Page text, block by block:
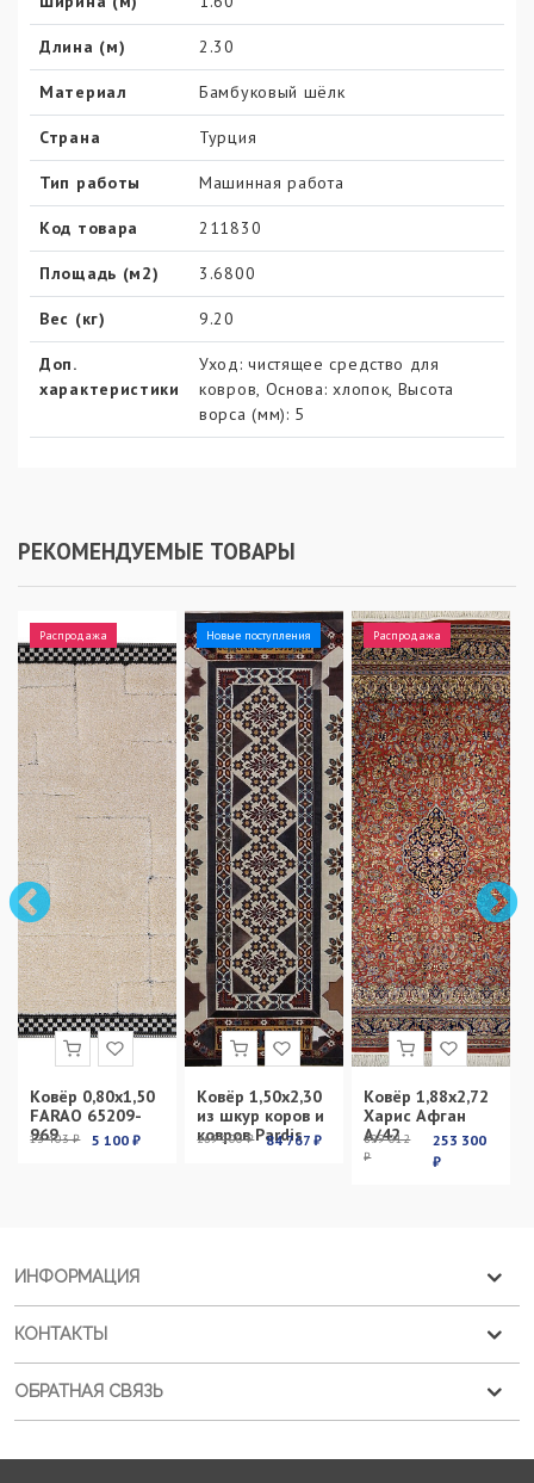
Длина (м) 2.30
Материал Бамбуковый шёлк
Страна Турция
Тип работы Машинная работа
Код товара 211830
Площадь (м2) 3.6800
Вес (кг) 9.20
Доп.
характеристики
Уход: чистящее средство для
ковров, Основа: хлопок, Высота
ворса (мм): 5
РЕКОМЕНДУЕМЫЕ ТОВАРЫ
Распродажа
Ковёр 0,80х1,50
FARAO 65209-
969
13 403 ₽ 5 100 ₽
Новые поступления
Ковёр 1,50х2,30
из шкур коров и
ковров Pardis
269 100 ₽ 84 767 ₽
Распродажа
Ковёр 1,88х2,72
Харис Афган
А/42
899 012
₽
253 300
₽
ИНФОРМАЦИЯ
КОНТАКТЫ
ОБРАТНАЯ СВЯЗЬ